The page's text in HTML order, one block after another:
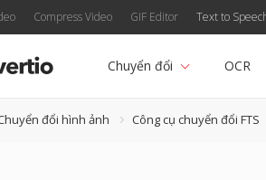
Compress Video GIF Editor Text to
Chuyển đổi OCR
đổi hình ảnh Công cụ chuyển đổi FTS